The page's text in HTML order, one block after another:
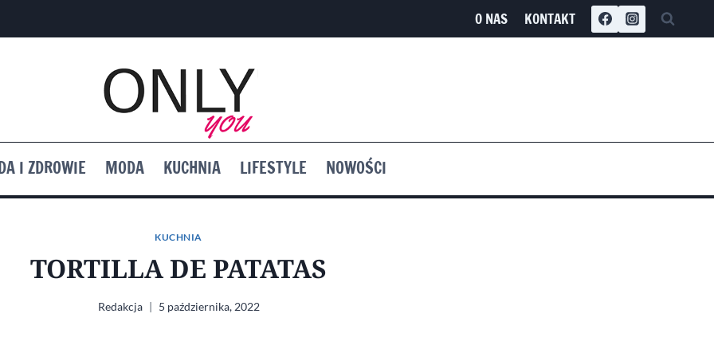
O NAS KONTAKT
I ZDROWIE MODA KUCHNIA LIFESTYLE NOWOŚCI
KUCHNIA
TORTILLA DE PATATAS
Redakcja 5 października, 2022